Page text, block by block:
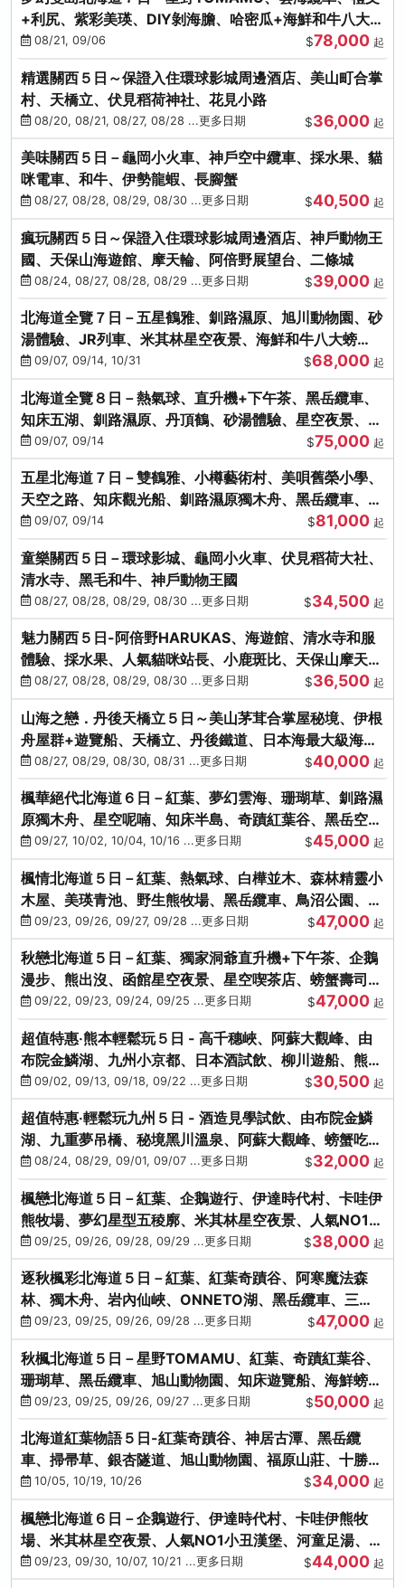
+利尻、紫彩美瑛、DIY剝海膽、哈密瓜+海鮮和牛八大螃
蟹吃到飽
08/21, 09/06 $78,000 起
精選關西５日～保證入住環球影城周邊酒店、美山町合掌
村、天橋立、伏見稻荷神社、花見小路
08/20, 08/21, 08/27, 08/28 ...更多日期 $36,000 起
美味關西５日－龜岡小火車、神戶空中纜車、採水果、貓
咪電車、和牛、伊勢龍蝦、長腳蟹
08/27, 08/28, 08/29, 08/30 ...更多日期 $40,500 起
瘋玩關西５日～保證入住環球影城周邊酒店、神戶動物王
國、天保山海遊館、摩天輪、阿倍野展望台、二條城
08/24, 08/27, 08/28, 08/29 ...更多日期 $39,000 起
北海道全覽７日－五星鶴雅、釧路濕原、旭川動物園、砂
湯體驗、JR列車、米其林星空夜景、海鮮和牛八大螃
蟹、卡哇依熊牧場
09/07, 09/14, 10/31 $68,000 起
北海道全覽８日－熱氣球、直升機+下午茶、黑岳纜車、
知床五湖、釧路濕原、丹頂鶴、砂湯體驗、星空夜景、洞
爺花火、螃蟹懷石料理
09/07, 09/14 $75,000 起
五星北海道７日－雙鶴雅、小樽藝術村、美唄舊榮小學、
天空之路、知床觀光船、釧路濕原獨木舟、黑岳纜車、流
冰硝子館DIY玻璃杯
09/07, 09/14 $81,000 起
童樂關西５日－環球影城、龜岡小火車、伏見稻荷大社、
清水寺、黑毛和牛、神戶動物王國
08/27, 08/28, 08/29, 08/30 ...更多日期 $34,500 起
魅力關西５日-阿倍野HARUKAS、海遊館、清水寺和服
體驗、採水果、人氣貓咪站長、小鹿斑比、天保山摩天
輪、水上巴士
08/27, 08/28, 08/29, 08/30 ...更多日期 $36,500 起
山海之戀．丹後天橋立５日～美山茅茸合掌屋秘境、伊根
舟屋群+遊覽船、天橋立、丹後鐵道、日本海最大級海鮮
市場08/27, 08/29, 08/30, 08/31 ...更多日期 $40,000 起
楓華絕代北海道６日－紅葉、夢幻雲海、珊瑚草、釧路濕
原獨木舟、星空呢喃、知床半島、奇蹟紅葉谷、黑岳空中
纜車、旭山動物園
09/27, 10/02, 10/04, 10/16 ...更多日期 $45,000 起
楓情北海道５日－紅葉、熱氣球、白樺並木、森林精靈小
木屋、美瑛青池、野生熊牧場、黑岳纜車、鳥沼公園、紅
葉奇蹟谷、螃蟹吃到飽
09/23, 09/26, 09/27, 09/28 ...更多日期 $47,000 起
秋戀北海道５日－紅葉、獨家洞爺直升機+下午茶、企鵝
漫步、熊出沒、函館星空夜景、星空喫茶店、螃蟹壽司、
海膽、三大螃蟹放題
09/22, 09/23, 09/24, 09/25 ...更多日期 $47,000 起
超值特惠‧熊本輕鬆玩５日 - 高千穗峽、阿蘇大觀峰、由
布院金鱗湖、九州小京都、日本酒試飲、柳川遊船、熊本
城、熊本AEON
09/02, 09/13, 09/18, 09/22 ...更多日期 $30,500 起
超值特惠‧輕鬆玩九州５日 - 酒造見學試飲、由布院金鱗
湖、九重夢吊橋、秘境黑川溫泉、阿蘇大觀峰、螃蟹吃到
飽08/24, 08/29, 09/01, 09/07 ...更多日期 $32,000 起
楓戀北海道５日－紅葉、企鵝遊行、伊達時代村、卡哇伊
熊牧場、夢幻星型五稜廓、米其林星空夜景、人氣NO1小
丑漢堡、洞爺花火
09/25, 09/26, 09/28, 09/29 ...更多日期 $38,000 起
逐秋楓彩北海道５日－紅葉、紅葉奇蹟谷、阿寒魔法森
林、獨木舟、岩內仙峽、ONNETO湖、黑岳纜車、三國
峠、豐平峽、螃蟹溫泉
09/23, 09/25, 09/26, 09/28 ...更多日期 $47,000 起
秋楓北海道５日－星野TOMAMU、紅葉、奇蹟紅葉谷、
珊瑚草、黑岳纜車、旭山動物園、知床遊覽船、海鮮螃蟹
和牛吃到飽
09/23, 09/25, 09/26, 09/27 ...更多日期 $50,000 起
北海道紅葉物語５日-紅葉奇蹟谷、神居古潭、黑岳纜
車、掃帚草、銀杏隧道、旭山動物園、福原山莊、十勝牧
場、冰的美術館
10/05, 10/19, 10/26 $34,000 起
楓戀北海道６日－企鵝遊行、伊達時代村、卡哇伊熊牧
場、米其林星空夜景、人氣NO1小丑漢堡、河童足湯、奇
幻燈遊步道、洞爺花火
09/23, 09/30, 10/07, 10/21 ...更多日期 $44,000 起